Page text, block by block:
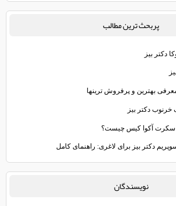
پربحث ترين مطالب
دکتر بیز
بهترین و پرفروش ترینها
دکتر بیز
سکرت آکوا کیس چیست؟
دکتر بیز برای لاغری: راهنمای کامل
نويسندگان